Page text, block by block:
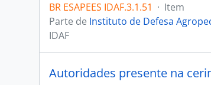
BR ESAPEES IDAF.3.1.51 · Item
Parte de Instituto de Defesa
IDAF
Autoridades presente na